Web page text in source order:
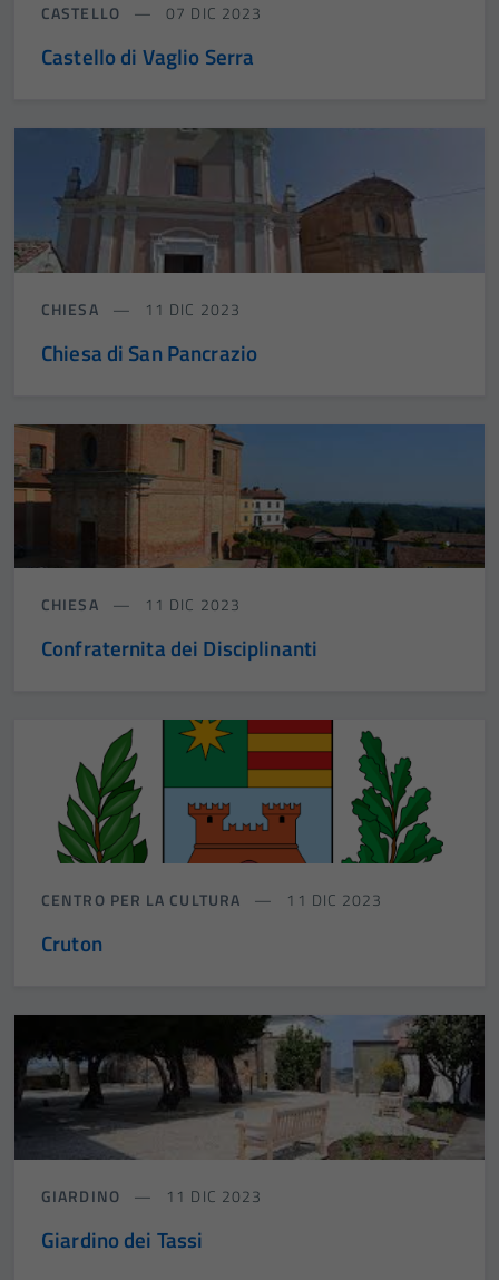
CASTELLO 07 DIC 2023
Castello di Vaglio Serra
CHIESA 11 DIC 2023
Chiesa di San Pancrazio
CHIESA 11 DIC 2023
Confraternita dei Disciplinanti
CENTRO PER LA CULTURA 11 DIC 2023
Cruton
GIARDINO 11 DIC 2023
Giardino dei Tassi